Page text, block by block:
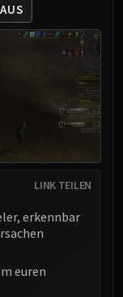
LINK TEILEN
erkennbar
euren